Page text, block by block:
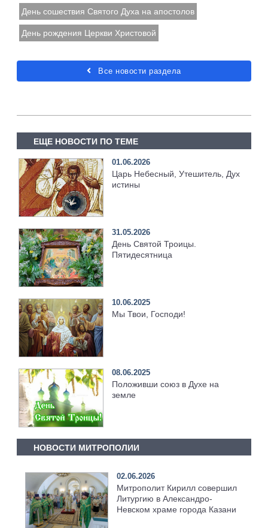
День сошествия Святого Духа на апостолов
День рождения Церкви Христовой
Все новости раздела
ЕЩЕ НОВОСТИ ПО ТЕМЕ
01.06.2026
Царь Небесный, Утешитель, Дух
истины
31.05.2026
День Святой Троицы.
Пятидесятница
10.06.2025
Мы Твои, Господи!
08.06.2025
Положивши союз в Духе на
земле
НОВОСТИ МИТРОПОЛИИ
02.06.2026
Митрополит Кирилл совершил
Литургию в Александро-
Невском храме города Казани